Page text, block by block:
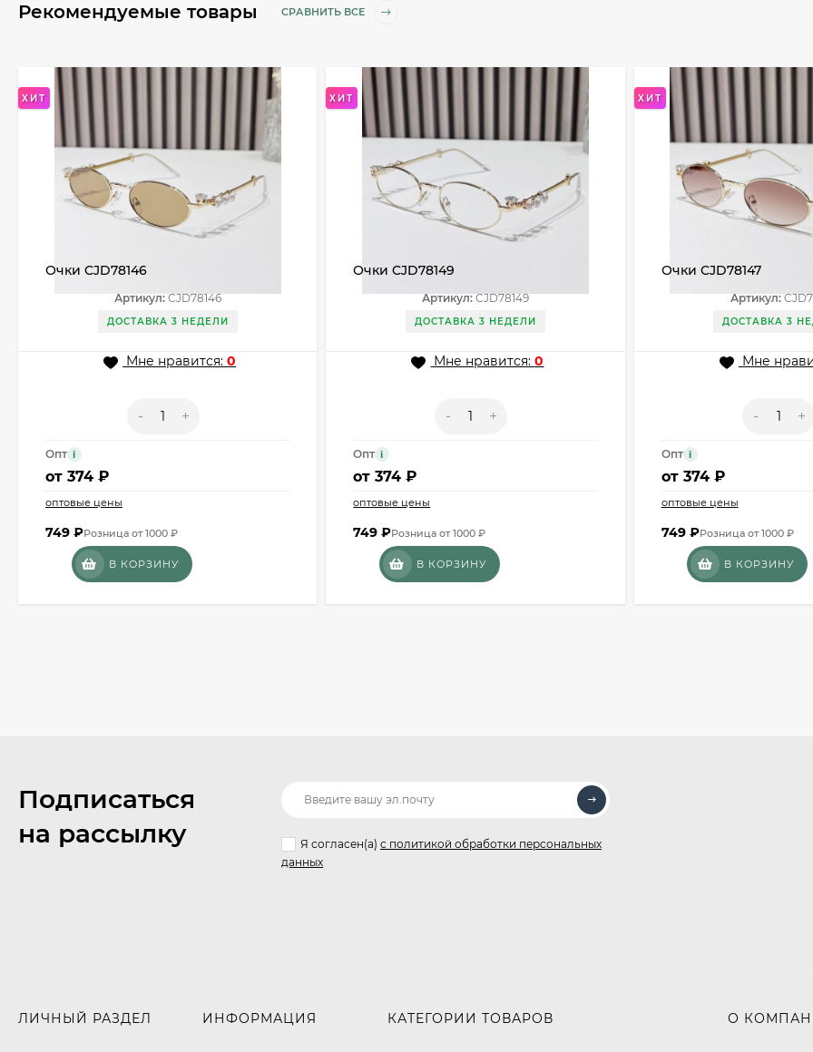
Рекомендуемые товары СРАВНИТЬ ВСЕ
ХИТ
Очки CJD78146
Артикул:CJD78146
ДОСТАВКА 3 НЕДЕЛИ
Мне нравится:0
- +
Опт i
от 374 ₽
оптовые цены
749 ₽Розница от 1000 ₽
В КОРЗИНУ
ХИТ
Очки CJD78149
Артикул:CJD78149
ДОСТАВКА 3 НЕДЕЛИ
Мне нравится:0
- +
Опт i
от374 ₽
оптовые цены
749₽Розница от 1000 ₽
В КОРЗИНУ
ХИТ
Очки CJD78147
Артикул:
ДОСТАВКА 3
Мне
- +
Опт i
от 374 ₽
оптовые цены
749 ₽Розница от 1000 ₽
В КОРЗИНУ
Подписаться
на рассылку
Я согласен(a) с политикой обработки персональных
данных
ЛИЧНЫЙ РАЗДЕЛ ИНФОРМАЦИЯ КАТЕГОРИИ ТОВАРОВ О